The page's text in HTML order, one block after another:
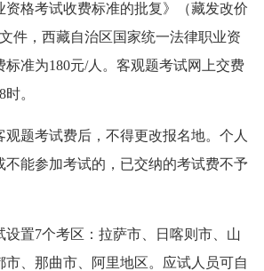
资格考试收费标准的批复》（藏发改价
件，西藏自治区国家统一法律职业资
标准为180元/人。客观题考试网上交费
。
观题考试费后，不得更改报名地。个人
不能参加考试的，已交纳的考试费不予
设置7个考区：拉萨市、日喀则市、山
市、那曲市、阿里地区。应试人员可自